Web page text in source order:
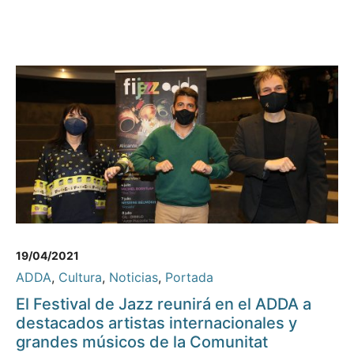
19/04/2021
ADDA, Cultura, Noticias, Portada
El Festival de Jazz reunirá en el ADDA a
destacados artistas internacionales y
grandes músicos de la Comunitat